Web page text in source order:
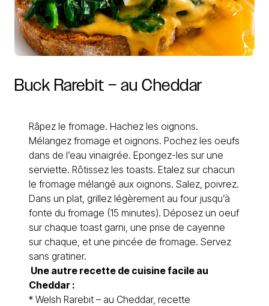
Buck Rarebit – au Cheddar
Râpez le fromage. Hachez les oignons.
Mélangez fromage et oignons. Pochez les oeufs
dans de l’eau vinaigrée. Epongez-les sur une
serviette. Rôtissez les toasts. Etalez sur chacun
le fromage mélangé aux oignons. Salez, poivrez.
Dans un plat, grillez légèrement au four jusqu’à
fonte du fromage (15 minutes). Déposez un oeuf
sur chaque toast garni, une prise de cayenne
sur chaque, et une pincée de fromage. Servez
sans gratiner.
Une autre recette de cuisine facile au
Cheddar :
* Welsh Rarebit – au Cheddar, recette